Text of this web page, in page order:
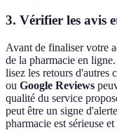
3. Vérifier les avis
Avant de finaliser votre
de la pharmacie en
lisez les retours d'autres
ou Google Reviews
qualité du service
peut être un signe
pharmacie est sérieuse